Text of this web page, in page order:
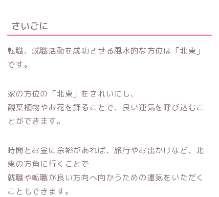
さいごに
転職、就職活動を成功させる風水的な方位は「北東」
です。
家の方位の「北東」をきれいにし、
観葉植物やお花を飾ることで、良い運気を呼び込むこ
とができます。
時間とお金に余裕があれば、旅行やお出かけなど、北
東の方角に行くことで
就職や転職が良い方向へ向かうための運気をいただく
こともできます。